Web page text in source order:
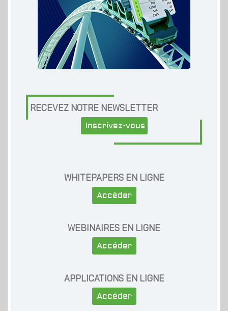
RECEVEZ NOTRE NEWSLETTER
Inscrivez-vous
WHITEPAPERS EN LIGNE
Accéder
WEBINAIRES EN LIGNE
Accéder
APPLICATIONS EN LIGNE
Accéder